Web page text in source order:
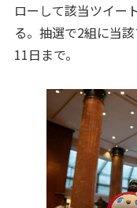
ローして該当ツイー
る。抽選で2組に当
11日まで。